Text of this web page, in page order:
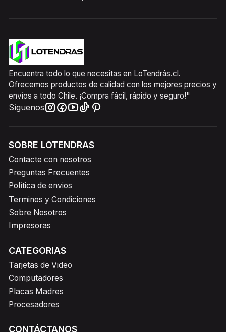
Encuentra todo lo que necesitas en LoTendrás.cl.
Ofrecemos productos de calidad con los mejores precios y
envíos a todo Chile. ¡Compra fácil, rápido y seguro!"
Síguenos
SOBRE LOTENDRAS
Contacte con nosotros
Preguntas Frecuentes
Política de envios
Terminos y Condiciones
Sobre Nosotros
Impresoras
CATEGORIAS
Tarjetas de Video
Computadores
Placas Madres
Procesadores
CONTÁCTANOS